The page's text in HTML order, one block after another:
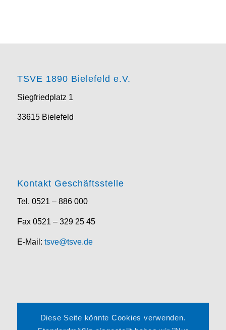
TSVE 1890 Bielefeld e.V.
Siegfriedplatz 1
33615 Bielefeld
Kontakt Geschäftsstelle
Tel. 0521 – 886 000
Fax 0521 – 329 25 45
E-Mail: tsve@tsve.de
Impressum
Diese Seite könnte Cookies verwenden.